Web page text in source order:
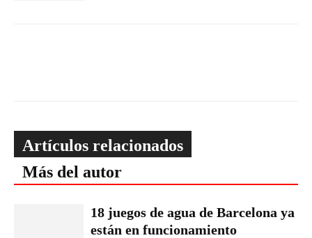
Artículos relacionados
Más del autor
18 juegos de agua de Barcelona ya
están en funcionamiento